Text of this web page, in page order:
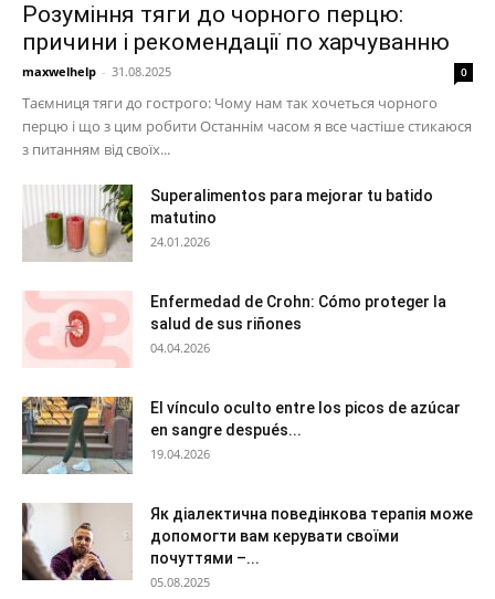
Розуміння тяги до чорного перцю:
причини і рекомендації по харчуванню
maxwelhelp - 31.08.2025 0
Таємниця тяги до гострого: Чому нам так хочеться чорного
перцю і що з цим робити Останнім часом я все частіше стикаюся
з питанням від своїх...
Superalimentos para mejorar tu batido
matutino
24.01.2026
Enfermedad de Crohn: Cómo proteger la
salud de sus riñones
04.04.2026
El vínculo oculto entre los picos de azúcar
en sangre después...
19.04.2026
Як діалектична поведінкова терапія може
допомогти вам керувати своїми
почуттями –...
05.08.2025